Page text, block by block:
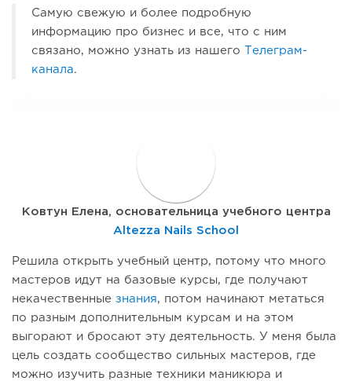
Самую свежую и более подробную
информацию про бизнес и все, что с ним
связано, можно узнать из нашего
Телеграм-
канала.
Ковтун Елена, основательница учебного центра
Altezza Nails School
Решила открыть учебный центр, потому что много
мастеров идут на базовые курсы, где получают
некачественные знания, потом начинают метаться
по разным дополнительным курсам и на этом
выгорают и бросают эту деятельность. У меня была
цель создать сообщество сильных мастеров, где
можно изучить разные техники маникюра и